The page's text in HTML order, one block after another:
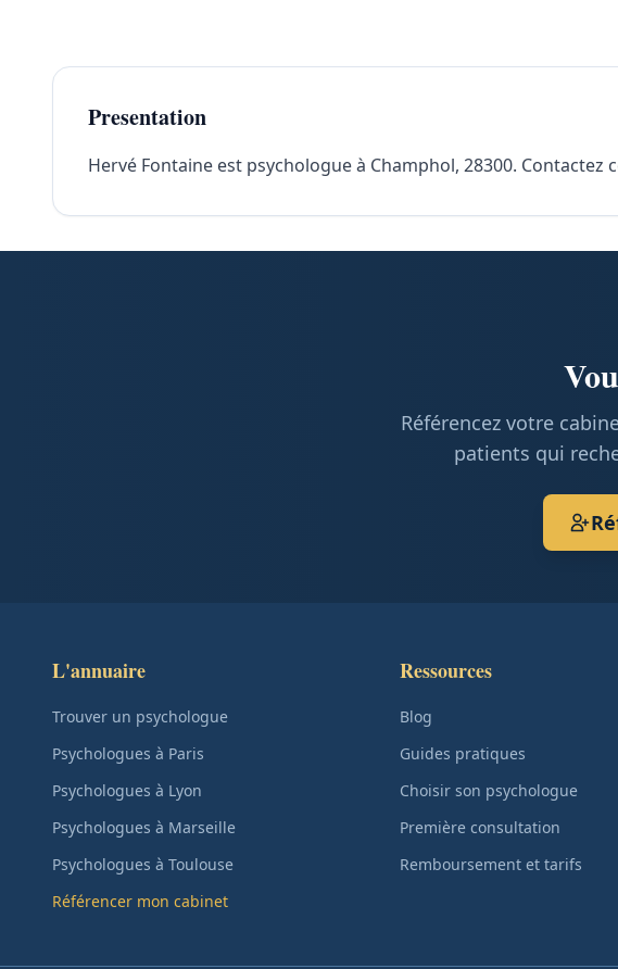
Presentation
Hervé Fontaine est psychologue à Champhol, 28300.
Référencez votre
patients qui
L'annuaire
Trouver un psychologue
Psychologues à Paris
Psychologues à Lyon
Psychologues à Marseille
Psychologues à Toulouse
Référencer mon cabinet
Ressources
Blog
Guides pratiques
Choisir son psychologue
Première consultation
Remboursement et tarifs